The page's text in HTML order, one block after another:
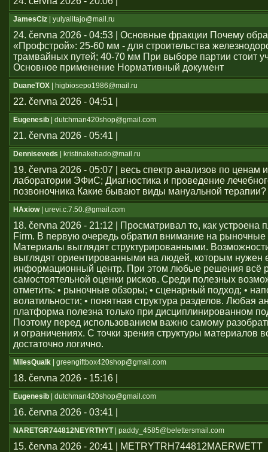
JamesCiz | yulyalitajo@mail.ru
24. června 2026 - 04:53 | Основные фракции Почему
«Профстрой»: 25-60 мм - для строительства
трамвайных путей; 40-70 мм При выборе партии стоит
Основное применение Нормативный документ
DuaneTOX | higbiosepo1986@mail.ru
22. června 2026 - 04:51 |
Eugenesib | dutchman420shop@gmail.com
21. června 2026 - 05:41 |
Denniseveds | kristinakehado@mail.ru
19. června 2026 - 05:07 | весь спектр анализов по ценам
лаборатории ЭФиС; Диагностика и проведение
позвоночника Какие бывают виды мануальной терапии?
HAxiow| urevi.c.7.50.@gmail.com
18. června 2026 - 21:12 | Просматривал то, как устроена
Firm. В первую очередь обратил внимание на рыночные
Материалы выглядят структурированными.
выглядят ориентированными на людей, которым нужен
информационный центр. При этом любые решения всё
самостоятельной оценки рисков. Среди полезных
отметить: • рыночные обзоры; • сценарный подход; •
волатильности; • понятная структура разделов. Любая
платформа полезна только при дисциплинированном
Поэтому перед использованием важно самому
и ограничениях. С точки зрения структуры материалов
достаточно логично.
MilesQualk | greengiftbox420shop@gmail.com
18. června 2026 - 15:16 |
Eugenesib | dutchman420shop@gmail.com
16. června 2026 - 03:41 |
NARETGR744812NEYRTHYT| paddy_4585@belettersmail.com
15. června 2026 - 20:41 | METRYTRH744812MAERWETT